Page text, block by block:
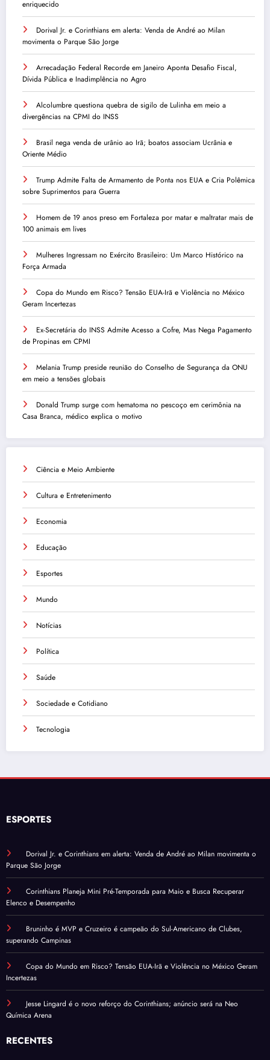
enriquecido
Dorival Jr. e Corinthians em alerta: Venda de André ao Milan
movimenta o Parque São Jorge
Arrecadação Federal Recorde em Janeiro Aponta Desafio Fiscal,
Dívida Pública e Inadimplência no Agro
Alcolumbre questiona quebra de sigilo de Lulinha em meio a
divergências na CPMI do INSS
Brasil nega venda de urânio ao Irã; boatos associam Ucrânia e
Oriente Médio
Trump Admite Falta de Armamento de Ponta nos EUA e Cria Polêmica
sobre Suprimentos para Guerra
Homem de 19 anos preso em Fortaleza por matar e maltratar mais de
100 animais em lives
Mulheres Ingressam no Exército Brasileiro: Um Marco Histórico na
Força Armada
Copa do Mundo em Risco? Tensão EUA-Irã e Violência no México
Geram Incertezas
Ex-Secretária do INSS Admite Acesso a Cofre, Mas Nega Pagamento
de Propinas em CPMI
Melania Trump preside reunião do Conselho de Segurança da ONU
em meio a tensões globais
Donald Trump surge com hematoma no pescoço em cerimônia na
Casa Branca, médico explica o motivo
Ciência e Meio Ambiente
Cultura e Entretenimento
Economia
Educação
Esportes
Mundo
Notícias
Política
Saúde
Sociedade e Cotidiano
Tecnologia
ESPORTES
Dorival Jr. e Corinthians em alerta: Venda de André ao Milan movimenta o
Parque São Jorge
Corinthians Planeja Mini Pré-Temporada para Maio e Busca Recuperar
Elenco e Desempenho
Bruninho é MVP e Cruzeiro é campeão do Sul-Americano de Clubes,
superando Campinas
Copa do Mundo em Risco? Tensão EUA-Irã e Violência no México Geram
Incertezas
Jesse Lingard é o novo reforço do Corinthians; anúncio será na Neo
Química Arena
RECENTES